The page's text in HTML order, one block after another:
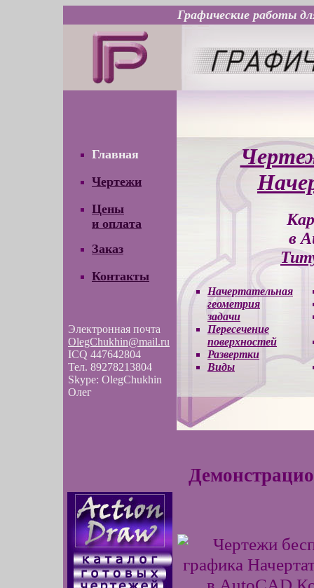
Графические работы
в
Начертательная
геометрия
задачи
Пересечение
поверхностей
Развертки
Виды
Главная
Чертежи
Цены
и оплата
Заказ
Контакты
Электронная почта
OlegChukhin@mail.ru
ICQ 447642804
Тел. 89278213804
Skype: OlegChukhin
Олег